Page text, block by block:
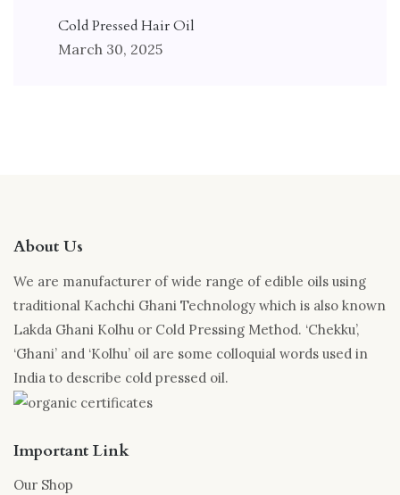
Cold Pressed Hair Oil
March 30, 2025
About Us
We are manufacturer of wide range of edible oils using
traditional Kachchi Ghani Technology which is also known
Lakda Ghani Kolhu or Cold Pressing Method. ‘Chekku’,
‘Ghani’ and ‘Kolhu’ oil are some colloquial words used in
India to describe cold pressed oil.
Important Link
Our Shop